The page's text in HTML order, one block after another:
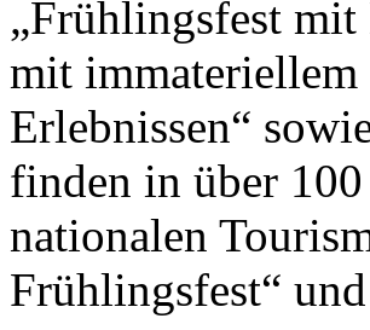
„Frühlingsfest
mit
Erlebnissen“
finden in über
nationalen
Frühlingsfest“